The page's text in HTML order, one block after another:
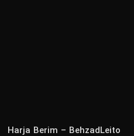
Harja Berim – BehzadLeito